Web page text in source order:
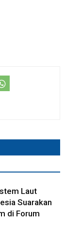
Laut
Suarakan
di Forum